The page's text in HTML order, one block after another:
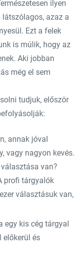
ilyen
azaz a
Ezt a felek
is múlik, hogy az
Aki jobban
még el sem
tudjuk, először
annak jóval
vagy nagyon kevés.
van?
profi tárgyalók
választásuk van,
egy kis cég tárgyal
és